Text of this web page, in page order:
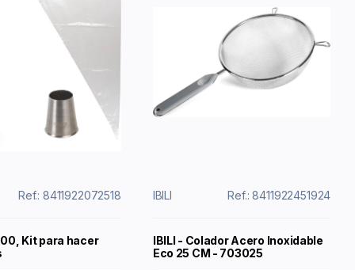
Ref.: 8411922072518
Kit para hacer
IBILI Ref.: 8411922451924
IBILI - Colador Acero Inoxidable
Eco 25 CM - 703025